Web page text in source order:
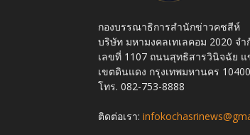
กองบรรณาธิการสำนักข่าวคชสีห์
บริษัท มหามงคลเทเลคอม 2020 จำ
เลขที่ 1107 ถนนสุทธิสารวินิจฉัย แ
เขตดินแดง กรุงเทพมหานคร 10400
โทร. 082-753-8888
ติดต่อเรา: